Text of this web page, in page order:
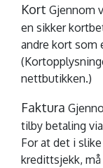
Kort Gjennom
en sikker
andre kort som
Faktura
tilby betaling
For at det i
kredittsjekk,